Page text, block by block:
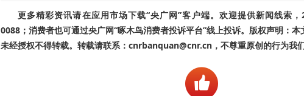
更多精彩资讯请在应用市场下载“央广网”客户端。欢迎提供新闻线索
0088；消费者也可通过央广网“啄木鸟消费者投诉平台”线上投诉。版权声明：本
未经授权不得转载。转载请联系：cnrbanquan@cnr.cn，不尊重原创的行为我们